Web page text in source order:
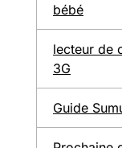
bébé
lecteur de
3G
Guide